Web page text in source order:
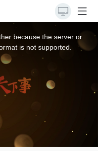
because the server or
is not supported.